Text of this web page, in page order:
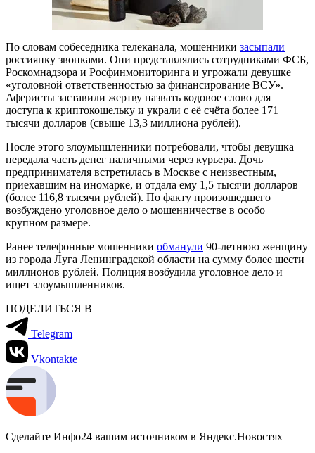
По словам собеседника телеканала, мошенники засыпали
россиянку звонками. Они представлялись сотрудниками ФСБ,
Роскомнадзора и Росфинмониторинга и угрожали девушке
«уголовной ответственностью за финансирование ВСУ».
Аферисты заставили жертву назвать кодовое слово для
доступа к криптокошельку и украли с её счёта более 171
тысячи долларов (свыше 13,3 миллиона рублей).
После этого злоумышленники потребовали, чтобы девушка
передала часть денег наличными через курьера. Дочь
предпринимателя встретилась в Москве с неизвестным,
приехавшим на иномарке, и отдала ему 1,5 тысячи долларов
(более 116,8 тысячи рублей). По факту произошедшего
возбуждено уголовное дело о мошенничестве в особо
крупном размере.
Ранее телефонные мошенники обманули 90-летнюю женщину
из города Луга Ленинградской области на сумму более шести
миллионов рублей. Полиция возбудила уголовное дело и
ищет злоумышленников.
ПОДЕЛИТЬСЯ В
Telegram
Vkontakte
Сделайте Инфо24 вашим источником в Яндекс.Новостях